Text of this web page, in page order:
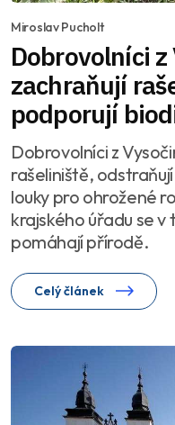
Miroslav Pucholt
Dobrovolníci
zachraňují
podporují
Dobrovolníci z
rašeliniště,
louky pro ohrožené
krajského úřadu se
pomáhají přírodě.
Celý článek